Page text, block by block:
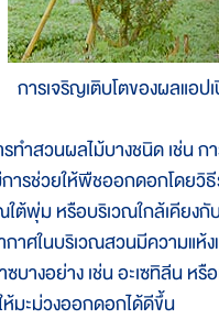
การเจริญเติบโตของผลแอป
สวนผลไม้บางชนิด เช่น กา
รช่วยให้พืชออกดอกโดยวิ
ใต้พุ่ม หรือบริเวณใกล้เคียงกั
กาศในบริเวณสวนมีความแห้ง
บางอย่าง เช่น อะเซทิลีน หรื
มะม่วงออกดอกได้ดีขึ้น